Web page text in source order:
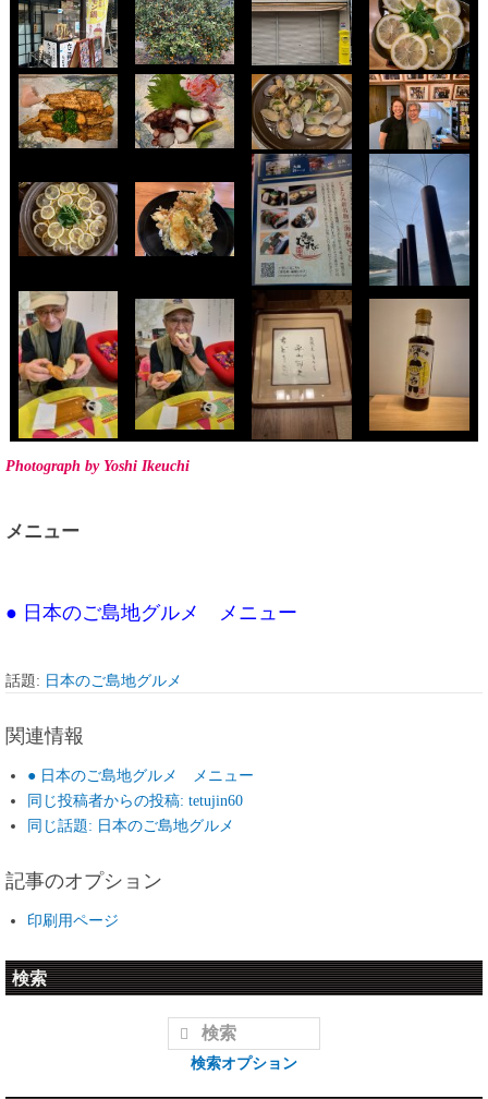
Photograph by Yoshi Ikeuchi
メニュー
● 日本のご島地グルメ メニュー
話題: 日本のご島地グルメ
関連情報
● 日本のご島地グルメ メニュー
同じ投稿者からの投稿: tetujin60
同じ話題: 日本のご島地グルメ
記事のオプション
印刷用ページ
検索
検索オプション